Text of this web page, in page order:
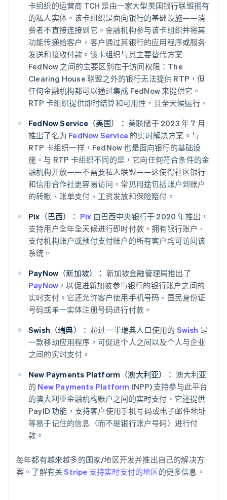
卡组织的运营商 TCH 是由一家大型美国银行联盟拥有
的私人实体。该卡组织是面向银行的基础设施——消
费者不直接连接到它。金融机构参与该卡组织并将其
功能传递给客户，客户通过其银行的应用程序或服务
发送和接收付款。该卡组织与其主要替代方案
FedNow 之间的主要区别在于访问权限：The
Clearing House 联盟之外的银行无法提供 RTP，但
任何金融机构都可以通过集成 FedNow 来提供它。
RTP 卡组织提供即时结算和可用性，且全天候运行。
FedNow Service（美国）： 美联储于 2023 年 7 月
推出了名为 FedNow Service 的实时解决方案。与
RTP 卡组织一样，FedNow 也是面向银行的基础设
施。与 RTP 卡组织不同的是，它向任何符合条件的金
融机构开放——不需要私人联盟——这使得社区银行
和信用合作社更容易访问。常见用途包括账户到账户
的转账、账单支付、工资发放和保险赔付。
Pix（巴西）： Pix 由巴西中央银行于 2020 年推出，
支持用户全年全天候进行即时付款。拥有银行账户、
支付机构账户或预付支付账户的所有客户均可访问该
系统。
PayNow（新加坡）： 新加坡金融管理局推出了
PayNow ，以促进新加坡参与银行的银行账户之间的
实时支付。它还允许客户使用手机号码、国民身份证
号码或单一实体注册号码进行付款。
Swish（瑞典）： 超过一半瑞典人口使用的 Swish 是
一款移动应用程序，可促进个人之间以及个人与企业
之间的实时支付。
New Payments Platform（澳大利亚）： 澳大利亚
的 New Payments Platform (NPP) 支持参与此平台
的澳大利亚金融机构账户之间的实时支付。它还提供
PayID 功能，支持客户使用手机号码或电子邮件地址
等易于记住的信息（而不是银行账户号码）进行付
款。
每年都有越来越多的国家/地区开发并推出自己的解决方
案。了解有关Stripe 支持实时支付的地区的更多信息。